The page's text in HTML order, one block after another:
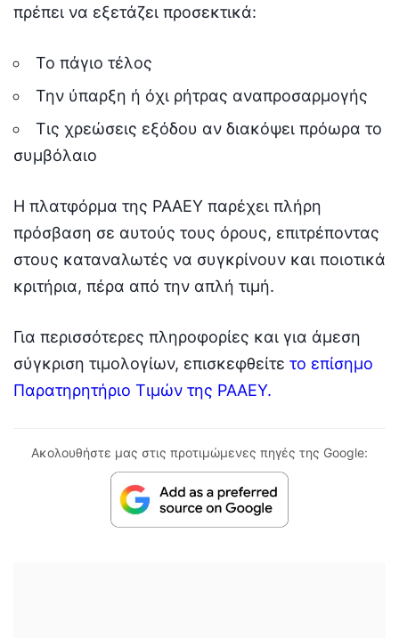
πρέπει να εξετάζει προσεκτικά:
Το πάγιο τέλος
Την ύπαρξη ή όχι ρήτρας αναπροσαρμογής
Τις χρεώσεις εξόδου αν διακόψει πρόωρα το
συμβόλαιο
Η πλατφόρμα της ΡΑΑΕΥ παρέχει πλήρη
πρόσβαση σε αυτούς τους όρους, επιτρέποντας
στους καταναλωτές να συγκρίνουν και ποιοτικά
κριτήρια, πέρα από την απλή τιμή.
Για περισσότερες πληροφορίες και για άμεση
σύγκριση τιμολογίων, επισκεφθείτε το επίσημο
Παρατηρητήριο Τιμών της ΡΑΑΕΥ.
Ακολουθήστε μας στις προτιμώμενες πηγές της Google: